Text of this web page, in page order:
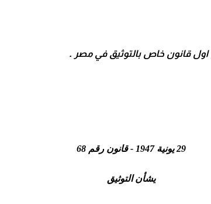
29 يونية 1947 - قانون رقم 68
يشأن التوثيق